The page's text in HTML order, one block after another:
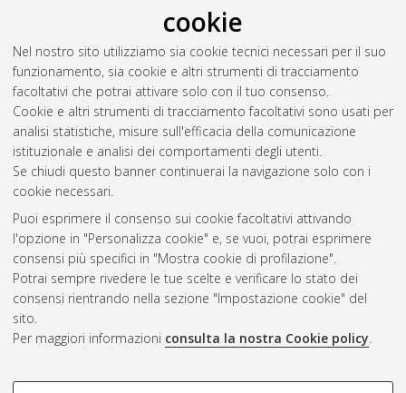
cookie
Nel nostro sito utilizziamo sia cookie tecnici necessari per il suo
funzionamento, sia cookie e altri strumenti di tracciamento
facoltativi che potrai attivare solo con il tuo consenso.
Cookie e altri strumenti di tracciamento facoltativi sono usati per
analisi statistiche, misure sull'efficacia della comunicazione
istituzionale e analisi dei comportamenti degli utenti.
Se chiudi questo banner continuerai la navigazione solo con i
cookie necessari.
Puoi esprimere il consenso sui cookie facoltativi attivando
l'opzione in "Personalizza cookie" e, se vuoi, potrai esprimere
consensi più specifici in "Mostra cookie di profilazione".
Potrai sempre rivedere le tue scelte e verificare lo stato dei
consensi rientrando nella sezione "Impostazione cookie" del
sito.
Per maggiori informazioni consulta la nostra Cookie policy.
COOKIE DI PROFILAZIONE -
Gestione del documento:
Atom
Rss 1.0
Rss 2.0
ISSN: 2038-7946
Impostazioni Cookie